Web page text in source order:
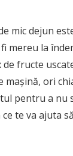
mic dejun
mereu la
fructe
ori
pentru a nu
te va ajuta